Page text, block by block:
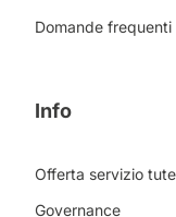
Domande frequenti
Info
Offerta servizio
Governance